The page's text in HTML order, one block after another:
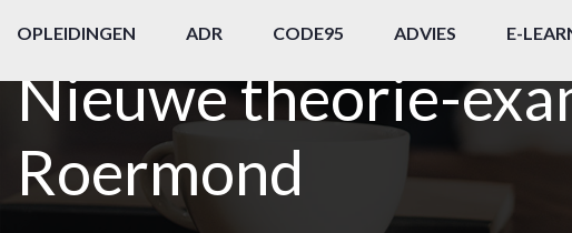
OPLEIDINGEN ADR CODE95 ADVIES E-
Nieuwe theorie-
Roermond